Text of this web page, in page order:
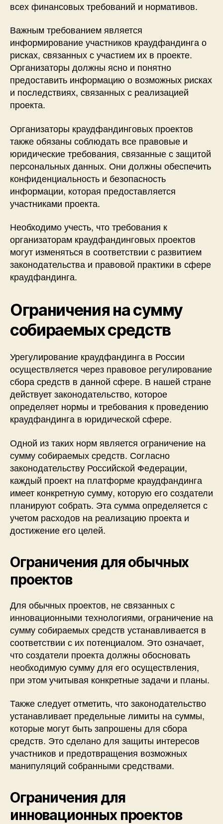
всех финансовых требований и нормативов.
Важным требованием является
информирование участников краудфандинга о
рисках, связанных с участием их в проекте.
Организаторы должны ясно и понятно
предоставить информацию о возможных рисках
и последствиях, связанных с реализацией
проекта.
Организаторы краудфандинговых проектов
также обязаны соблюдать все правовые и
юридические требования, связанные с защитой
персональных данных. Они должны обеспечить
конфиденциальность и безопасность
информации, которая предоставляется
участниками проекта.
Необходимо учесть, что требования к
организаторам краудфандинговых проектов
могут изменяться в соответствии с развитием
законодательства и правовой практики в сфере
краудфандинга.
Ограничения на сумму
собираемых средств
Урегулирование краудфандинга в России
осуществляется через правовое регулирование
сбора средств в данной сфере. В нашей стране
действует законодательство, которое
определяет нормы и требования к проведению
краудфандинга в юридической сфере.
Одной из таких норм является ограничение на
сумму собираемых средств. Согласно
законодательству Российской Федерации,
каждый проект на платформе краудфандинга
имеет конкретную сумму, которую его создатели
планируют собрать. Эта сумма определяется с
учетом расходов на реализацию проекта и
достижение его целей.
Ограничения для обычных
проектов
Для обычных проектов, не связанных с
инновационными технологиями, ограничение на
сумму собираемых средств устанавливается в
соответствии с их потенциалом. Это означает,
что создатели проекта должны обосновать
необходимую сумму для его осуществления,
при этом учитывая конкретные задачи и планы.
Также следует отметить, что законодательство
устанавливает предельные лимиты на суммы,
которые могут быть запрошены для сбора
средств. Это сделано для защиты интересов
участников и предотвращения возможных
манипуляций собранными средствами.
Ограничения для
инновационных проектов